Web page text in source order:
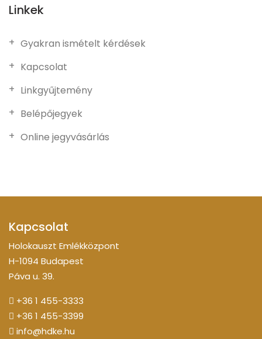
Linkek
Gyakran ismételt kérdések
Kapcsolat
Linkgyűjtemény
Belépőjegyek
Online jegyvásárlás
Kapcsolat
Holokauszt Emlékközpont
H-1094 Budapest
Páva u. 39.
+36 1 455-3333
+36 1 455-3399
info@hdke.hu